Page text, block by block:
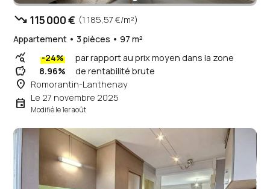
trending_down 115 000 € (1 185,57 €/m²)
Appartement • 3 pièces • 97 m²
query_stats -24% par rapport au prix moyen dans la zone
savings 8.96% de rentabilité brute
place Romorantin-Lanthenay
event Le 27 novembre 2025
Modifié le 1er août